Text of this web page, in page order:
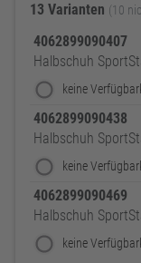
13 Varianten (10
4062899090407
Halbschuh
keine
4062899090438
Halbschuh
keine
4062899090469
Halbschuh
keine